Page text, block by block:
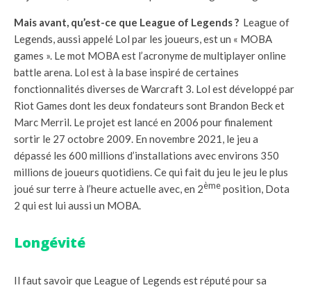
Mais avant, qu’est-ce que League of Legends ? League of
Legends, aussi appelé Lol par les joueurs, est un « MOBA
games ». Le mot MOBA est l’acronyme de multiplayer online
battle arena. Lol est à la base inspiré de certaines
fonctionnalités diverses de Warcraft 3. Lol est développé par
Riot Games dont les deux fondateurs sont Brandon Beck et
Marc Merril. Le projet est lancé en 2006 pour finalement
sortir le 27 octobre 2009. En novembre 2021, le jeu a
dépassé les 600 millions d’installations avec environs 350
millions de joueurs quotidiens. Ce qui fait du jeu le jeu le plus
joué sur terre à l’heure actuelle avec, en 2ème position, Dota
2 qui est lui aussi un MOBA.
Longévité
Il faut savoir que League of Legends est réputé pour sa